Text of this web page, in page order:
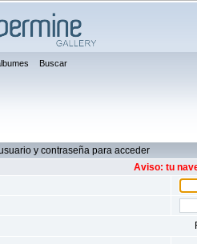
Buscar
y contraseña para acceder
Aviso: tu